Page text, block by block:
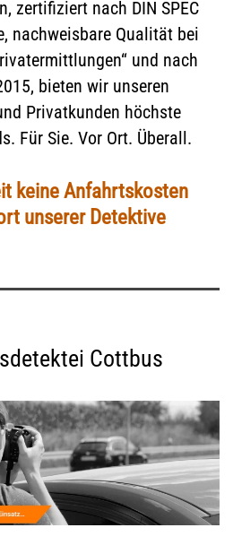
zertifiziert nach DIN SPEC
nachweisbare Qualität bei
und nach
bieten wir unseren
Privatkunden höchste
Für Sie. Vor Ort. Überall.
keine Anfahrtskosten
unserer Detektive
Cottbus